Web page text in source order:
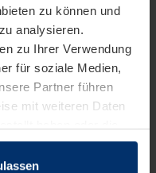
zu können und
analysieren.
zu Ihrer Verwendung
für soziale Medien,
Partner führen
mit weiteren Daten
Dienste gesammelt